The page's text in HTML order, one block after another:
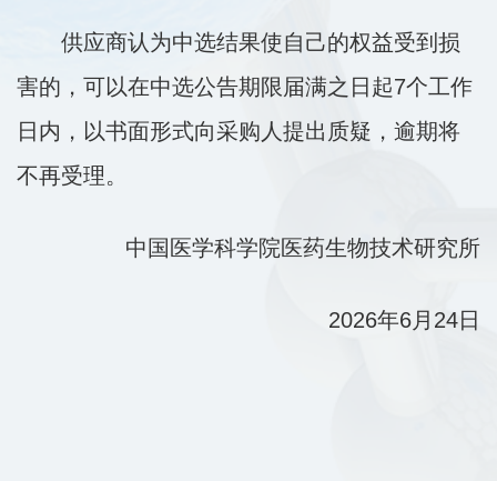
供应商认为中选结果使自己的权益受到损
害的，可以在中选公告期限届满之日起7个工作
日内，以书面形式向采购人提出质疑，逾期将
不再受理。
中国医学科学院医药生物技术研究所
2026年6月24日